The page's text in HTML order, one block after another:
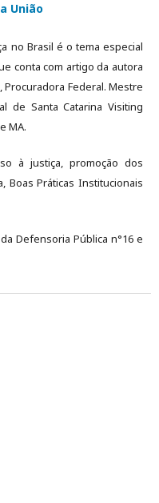
União
no Brasil é o tema especial
conta com artigo da autora
Procuradora Federal. Mestre
de Santa Catarina Visiting
MA.
à justiça, promoção dos
Boas Práticas Institucionais
Defensoria Pública n°16 e